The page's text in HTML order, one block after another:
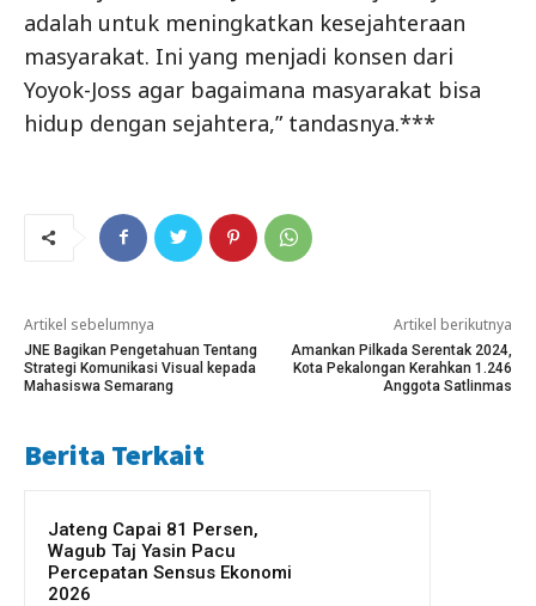
adalah untuk meningkatkan kesejahteraan
masyarakat. Ini yang menjadi konsen dari
Yoyok-Joss agar bagaimana masyarakat bisa
hidup dengan sejahtera,” tandasnya.***
Artikel sebelumnya
JNE Bagikan Pengetahuan Tentang
Strategi Komunikasi Visual kepada
Mahasiswa Semarang
Artikel berikutnya
Amankan Pilkada Serentak 2024,
Kota Pekalongan Kerahkan 1.246
Anggota Satlinmas
Berita Terkait
Jateng Capai 81 Persen,
Wagub Taj Yasin Pacu
Percepatan Sensus Ekonomi
2026